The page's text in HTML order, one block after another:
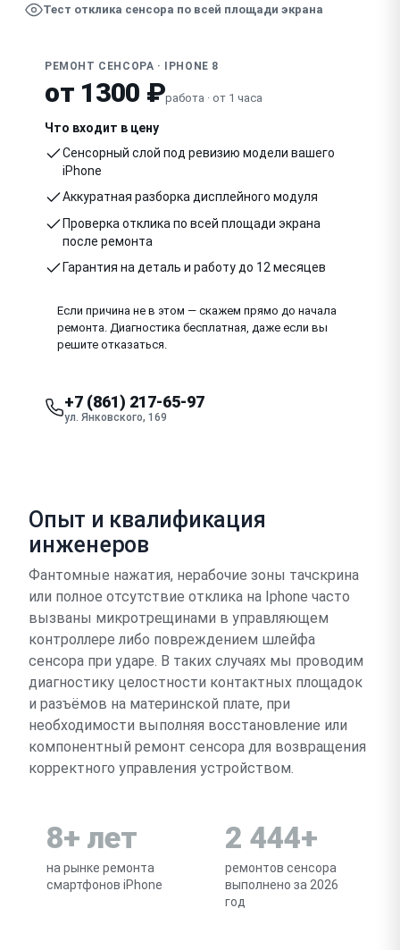
Тест отклика сенсора по всей площади экрана
РЕМОНТ СЕНСОРА · IPHONE 8
от 1300 ₽работа · от 1 часа
Что входит в цену
Сенсорный слой под ревизию модели вашего
iPhone
Аккуратная разборка дисплейного модуля
Проверка отклика по всей площади экрана
после ремонта
Гарантия на деталь и работу до 12 месяцев
Если причина не в этом — скажем прямо до начала
ремонта. Диагностика бесплатная, даже если вы
решите отказаться.
+7 (861) 217-65-97
ул. Янковского, 169
Опыт и квалификация
инженеров
Фантомные нажатия, нерабочие зоны тачскрина
или полное отсутствие отклика на Iphone часто
вызваны микротрещинами в управляющем
контроллере либо повреждением шлейфа
сенсора при ударе. В таких случаях мы проводим
диагностику целостности контактных площадок
и разъёмов на материнской плате, при
необходимости выполняя восстановление или
компонентный ремонт сенсора для возвращения
корректного управления устройством.
8+ лет
на рынке ремонта
смартфонов iPhone
2 444+
ремонтов сенсора
выполнено за 2026
год